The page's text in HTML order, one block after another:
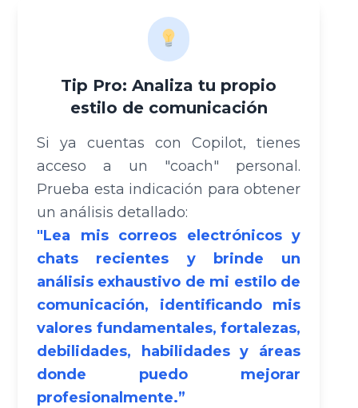
Tip Pro: Analiza tu propio
estilo de comunicación
Si ya cuentas con Copilot, tienes
acceso a un "coach" personal.
Prueba esta indicación para obtener
un análisis detallado:
"Lea mis correos electrónicos y
chats recientes y brinde un
análisis exhaustivo de mi estilo de
comunicación, identificando mis
valores fundamentales, fortalezas,
debilidades, habilidades y áreas
donde puedo mejorar
profesionalmente.”
Apellido
Correo empresarial
Teléfono
Cargo
Nombre de Empresa